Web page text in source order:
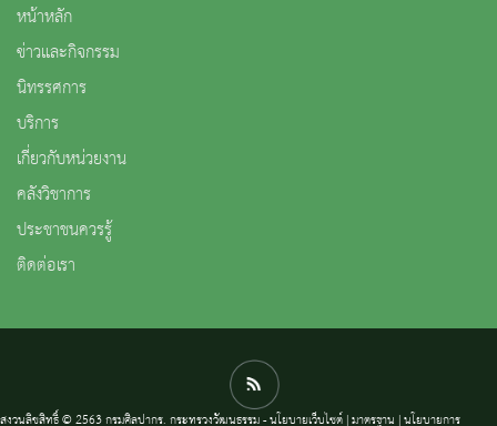
หน้าหลัก
ข่าวและกิจกรรม
นิทรรศการ
บริการ
เกี่ยวกับหน่วยงาน
คลังวิชาการ
ประชาชนควรรู้
ติดต่อเรา
สงวนลิขสิทธิ์ © 2563 กรมศิลปากร. กระทรวงวัฒนธรรม -นโยบายเว็บไซต์|มาตรฐาน |นโยบายการ